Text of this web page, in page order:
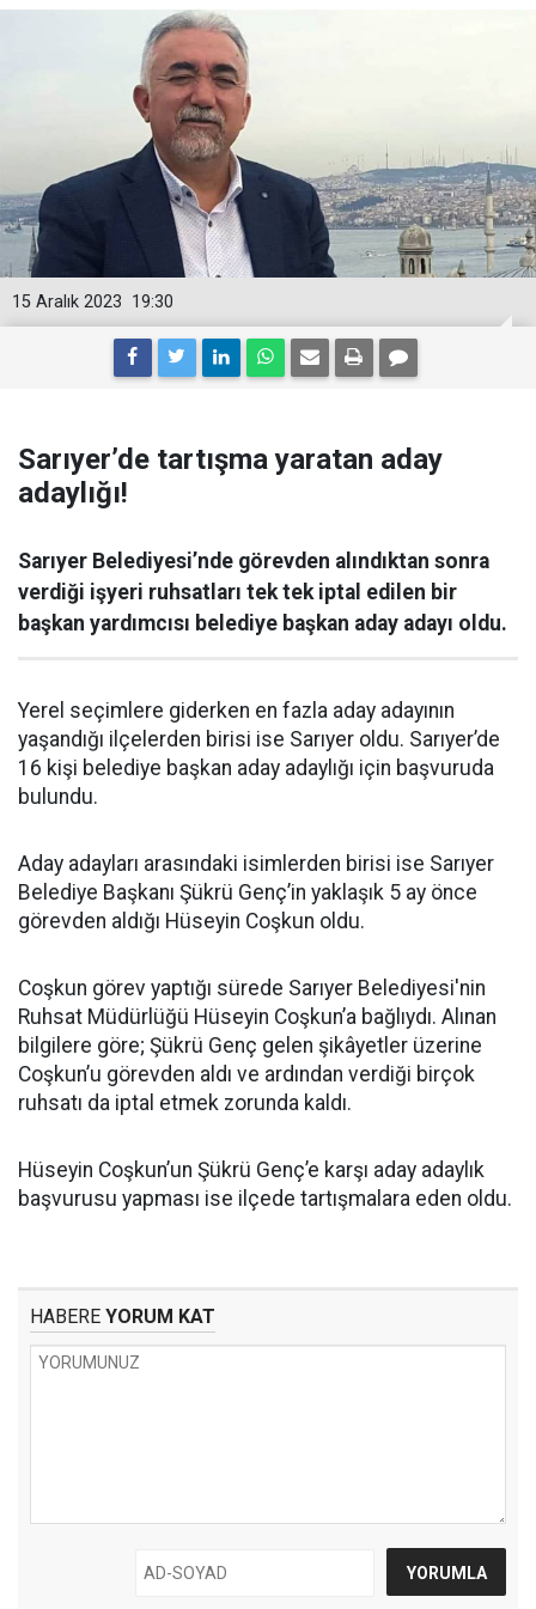
19:30
15 Aralık 2023
Sarıyer’de tartışma yaratan aday
adaylığı!
Sarıyer Belediyesi’nde görevden alındıktan sonra
verdiği işyeri ruhsatları tek tek iptal edilen bir
başkan yardımcısı belediye başkan aday adayı oldu.
Yerel seçimlere giderken en fazla aday adayının
yaşandığı ilçelerden birisi ise Sarıyer oldu. Sarıyer’de
16 kişi belediye başkan aday adaylığı için başvuruda
bulundu.
Aday adayları arasındaki isimlerden birisi ise Sarıyer
Belediye Başkanı Şükrü Genç’in yaklaşık 5 ay önce
görevden aldığı Hüseyin Coşkun oldu.
Coşkun görev yaptığı sürede Sarıyer Belediyesi'nin
Ruhsat Müdürlüğü Hüseyin Coşkun’a bağlıydı. Alınan
bilgilere göre; Şükrü Genç gelen şikâyetler üzerine
Coşkun’u görevden aldı ve ardından verdiği birçok
ruhsatı da iptal etmek zorunda kaldı.
Hüseyin Coşkun’un Şükrü Genç’e karşı aday adaylık
başvurusu yapması ise ilçede tartışmalara eden oldu.
HABERE YORUM KAT